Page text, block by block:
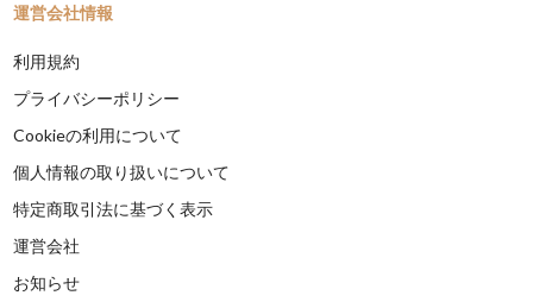
運営会社情報
利用規約
プライバシーポリシー
Cookieの利用について
個人情報の取り扱いについて
特定商取引法に基づく表示
運営会社
お知らせ